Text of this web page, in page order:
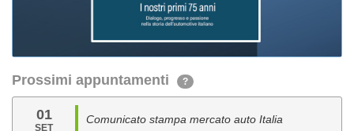
Prossimi appuntamenti ?
01
SET
Comunicato stampa mercato auto Italia